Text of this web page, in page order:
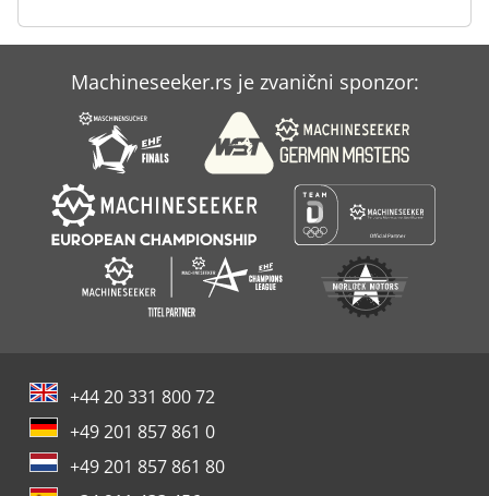
Machineseeker.rs je zvanični sponzor:
+44 20 331 800 72
+49 201 857 861 0
+49 201 857 861 80